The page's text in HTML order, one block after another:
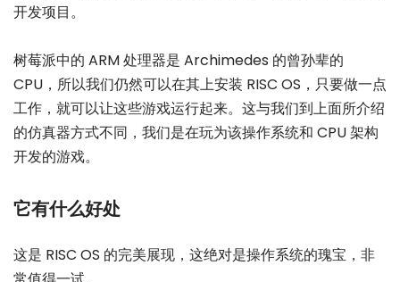
开发项目。
树莓派中的 ARM 处理器是 Archimedes 的曾孙辈的
CPU，所以我们仍然可以在其上安装 RISC OS，只要做一点
工作，就可以让这些游戏运行起来。这与我们到上面所介绍
的仿真器方式不同，我们是在玩为该操作系统和 CPU 架构
开发的游戏。
它有什么好处
这是 RISC OS 的完美展现，这绝对是操作系统的瑰宝，非